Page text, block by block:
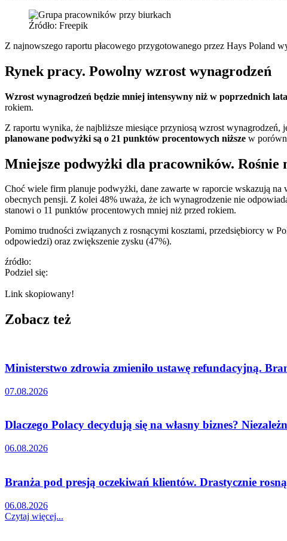
Źródło: Freepik
Z najnowszego raportu płacowego przygotowanego przez Hays Poland
Rynek pracy. Powolny wzrost wynagrodzeń
Wzrost wynagrodzeń będzie mniej intensywny niż w poprzednich
rokiem.
Z raportu wynika, że najbliższe miesiące przyniosą wzrost
planowane podwyżki są o 21 punktów procentowych niższe w
Mniejsze podwyżki dla pracowników. Rośnie
Choć wiele firm planuje podwyżki, dane zawarte w raporcie wskazują na
obecnych pensji. Z kolei 48% uważa, że ich wynagrodzenie nie
stanowi o 11 punktów procentowych mniej niż przed rokiem.
Pomimo trudności związanych z rosnącymi kosztami, przedsiębiorcy w
odpowiedzi) oraz zwiększenie zysku (47%).
źródło:
Podziel się:
Link skopiowany!
Zobacz też
Ministerstwo zdrowia zmieniło ustawę refundacyjną.
07.08.2026
Dlaczego Polacy decydują się na własny biznes?
06.08.2026
Branża pod presją oczekiwań klientów. Drastycznie
06.08.2026
Czytaj więcej...